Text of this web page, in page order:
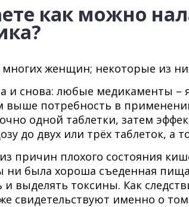
как можно
женщин; некоторые из
и снова: любые медикаменты –
выше потребность в
одной таблетки, затем
до двух или трёх таблеток, а
причин плохого состояния
ни была хороша съеденная
и выделять токсины. Как
свидетельствуют именно о